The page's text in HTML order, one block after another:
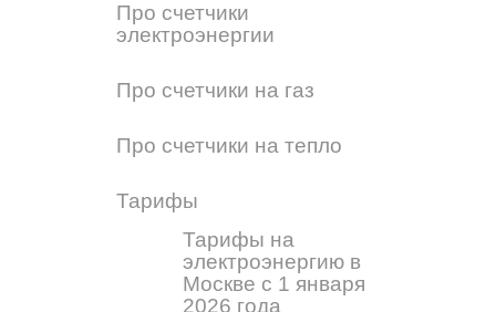
Про счетчики
электроэнергии
Про счетчики на газ
Про счетчики на тепло
Тарифы
Тарифы на
электроэнергию в
Москве с 1 января
2026 года